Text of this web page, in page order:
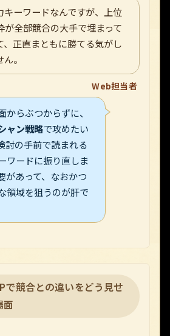
キーワードなんですが、上位
が全部競合の大手で埋まって
、正直まともに勝てる気がし
ん。
Web担当者
からぶつからずに、
ャン戦略で攻めたい
討の手前で読まれる
ワードに振り直しま
があって、なおかつ
領域を狙うのが肝で
で競合との違いをどう見せ
面